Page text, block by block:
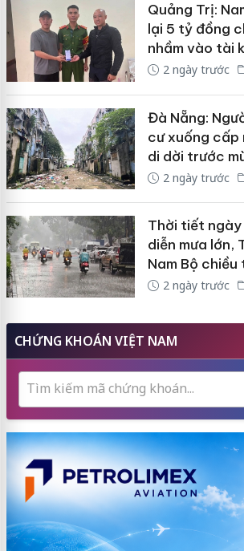
Quảng Trị:
lại 5 tỷ đồng
nhầm vào tài
2 ngày trước
Đà Nẵng:
cư xuống cấp
di dời trước
2 ngày trước
Thời tiết
diễn mưa lớn,
Nam Bộ
2 ngày trước
CHỨNG KHOÁN VIỆT NAM
Tìm kiếm mã chứng khoán...